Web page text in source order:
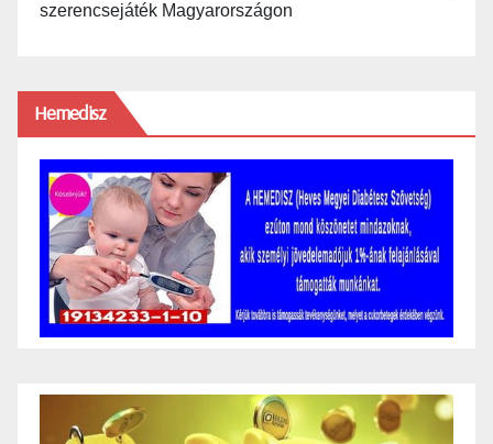
szerencsejáték Magyarországon
Hemedisz